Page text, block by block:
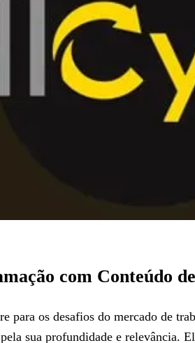
com Conteúdo
para os desafios do mercado de
sua profundidade e relevância.